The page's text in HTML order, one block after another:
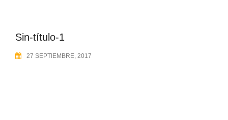
Sin-título-1
27 SEPTIEMBRE, 2017